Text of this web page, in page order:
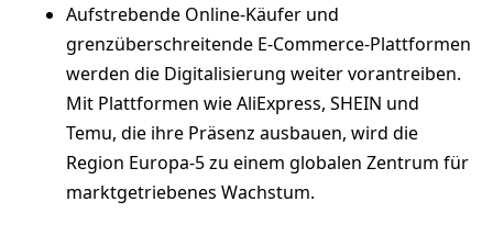
Aufstrebende Online-Käufer und
grenzüberschreitende E-Commerce-Plattformen
werden die Digitalisierung weiter vorantreiben.
Mit Plattformen wie AliExpress, SHEIN und
Temu, die ihre Präsenz ausbauen, wird die
Region Europa-5 zu einem globalen Zentrum für
marktgetriebenes Wachstum.